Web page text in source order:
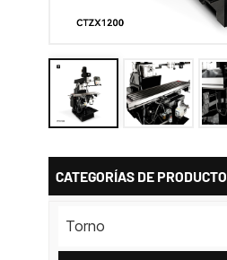
CATEGORÍAS DE PRODUCTO
Torno